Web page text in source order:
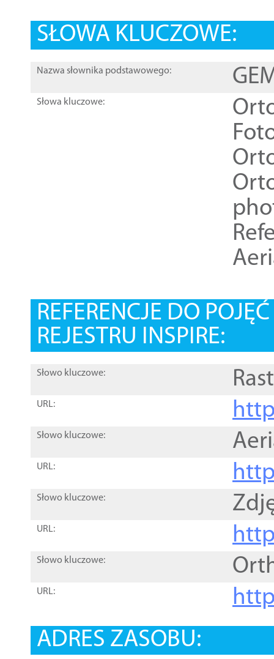
SŁOWA KLUCZOWE:
Nazwa słownika podstawowego:
Słowa kluczowe:
REFERENCJE DO
REJESTRU INSPIRE:
Słowo kluczowe:
URL:
Słowo kluczowe:
URL:
Słowo kluczowe:
URL:
Słowo kluczowe:
URL:
ADRES ZASOBU: